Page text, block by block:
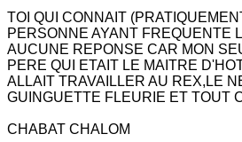
TOI QUI CONNAIT
PERSONNE AYANT FREQUENTE
AUCUNE REPONSE CAR MON
PERE QUI ETAIT LE MAITRE
ALLAIT TRAVAILLER AU REX,LE
GUINGUETTE FLEURIE ET TOUT
CHABAT CHALOM